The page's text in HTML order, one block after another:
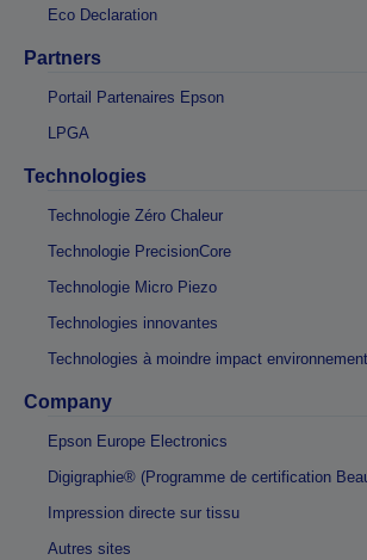
Eco Declaration
Partners
Portail Partenaires Epson
LPGA
Technologies
Technologie Zéro Chaleur
Technologie PrecisionCore
Technologie Micro Piezo
Technologies innovantes
Technologies à moindre impact
Company
Epson Europe Electronics
Digigraphie® (Programme de certification
Impression directe sur tissu
Autres sites